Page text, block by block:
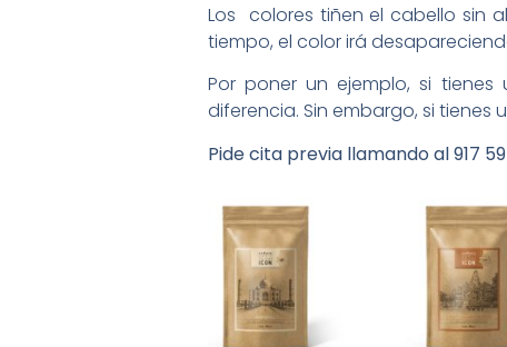
Los colores tiñen el cabello sin
tiempo, el color irá
Por poner un ejemplo, si
diferencia. Sin embargo, si
Pide cita previa llamando al 917